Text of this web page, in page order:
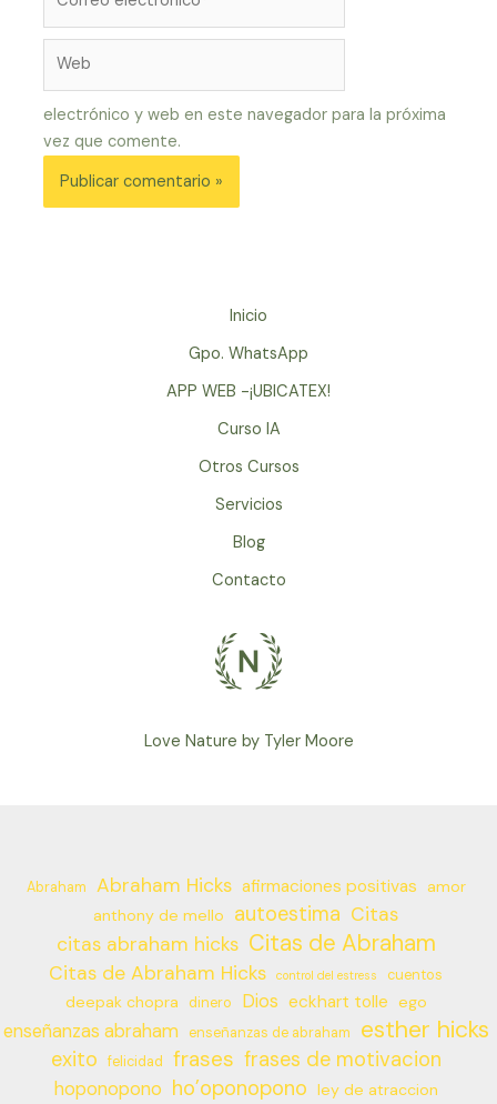
electrónico*
electrónico y web en este navegador para la próxima
vez que comente.
Inicio
Gpo. WhatsApp
APP WEB -¡UBICATEX!
Curso IA
Otros Cursos
Servicios
Blog
Contacto
Love Nature by Tyler Moore
Abraham Abraham Hicks afirmaciones positivas
amor
anthony de mello
autoestima Citas
citas abraham hicks Citas de Abraham
Citas de Abraham Hicks control del estress cuentos
deepak chopra dinero Dios eckhart tolle ego
enseñanzas abraham enseñanzas de abraham esther hicks
exito felicidad frases frases de motivacion
hoponopono ho’oponopono ley de atraccion